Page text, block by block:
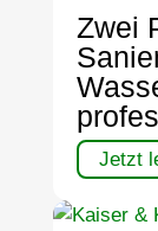
Zwei
Jetzt